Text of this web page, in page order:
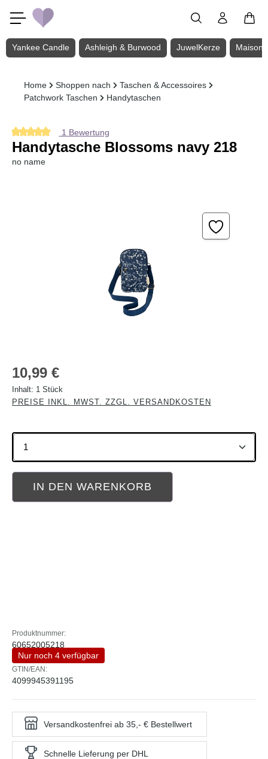
Zum Hauptinhalt springen
Yankee Candle Ashleigh & Burwood JuwelKerze Maison
Home Shoppen nach
Taschen & Accessoires
Patchwork Taschen
Handytaschen
Durchschnittliche Bewertung von 5 von 5 Sternen
1 Bewertung
Handytasche Blossoms navy 218
no name
Regulärer Preis:
10,99 €
Inhalt: 1 Stück
PREISE INKL. MWST. ZZGL. VERSANDKOSTEN
Produkt Anzahl: Gib den gewünschten Wert ein
IN DEN WARENKORB
Produktnummer:
60652005218
Nur noch 4 verfügbar
GTIN/EAN:
4099945391195
Versandkostenfrei ab 35,- € Bestellwert
Schnelle Lieferung per DHL